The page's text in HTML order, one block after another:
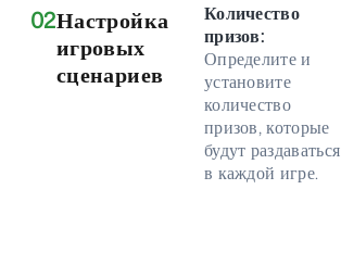
02Настройка
игровых
сценариев
Количество
призов:
Определите и
установите
количество
призов, которые
будут раздаваться
в каждой игре.